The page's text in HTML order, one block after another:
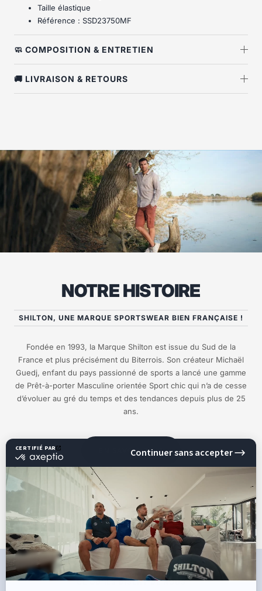
Taille élastique
Référence : SSD23750MF
🧼 COMPOSITION & ENTRETIEN
🚚 LIVRAISON & RETOURS
NOTRE HISTOIRE
SHILTON, UNE MARQUE SPORTSWEAR BIEN FRANÇAISE !
Fondée en 1993, la Marque Shilton est issue du Sud de la
France et plus précisément du Biterrois. Son créateur Michaël
Guedj, enfant du pays passionné de sports a lancé une gamme
de Prêt-à-porter Masculine orientée Sport chic qui n’a de cesse
d’évoluer au gré du temps et des tendances depuis plus de 25
ans.
EN SAVOIR PLUS
CE QU'ILS DISENT DE NOUS